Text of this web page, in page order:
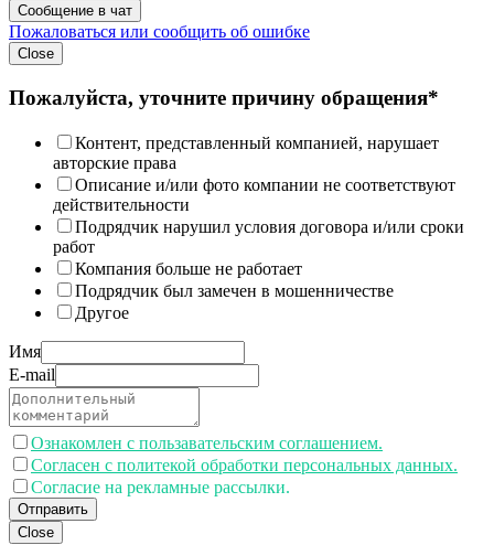
Сообщение в чат
Пожаловаться или сообщить об ошибке
Close
Пожалуйста, уточните причину обращения*
Контент, представленный компанией, нарушает
авторские права
Описание и/или фото компании не соответствуют
действительности
Подрядчик нарушил условия договора и/или сроки
работ
Компания больше не работает
Подрядчик был замечен в мошенничестве
Другое
Имя
E-mail
Ознакомлен с пользавательским соглашением.
Согласен с политекой обработки персональных данных.
Согласие на рекламные рассылки.
Отправить
Close